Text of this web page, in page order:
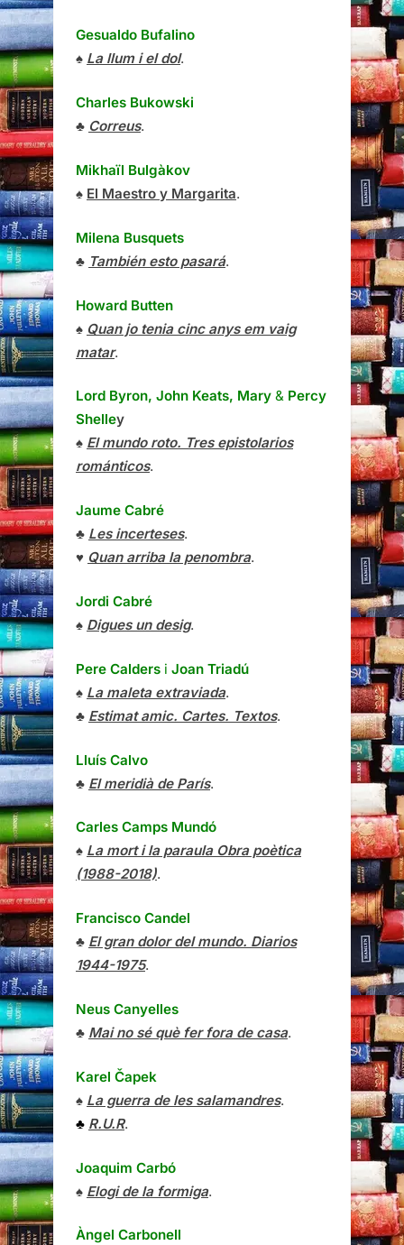
Gesualdo Bufalino
♠ La llum i el dol.
Charles Bukowski
♣ Correus.
Mikhaïl Bulgàkov
♠ El Maestro y Margarita.
Milena Busquets
♣ También esto pasará.
Howard Butten
♠ Quan jo tenia cinc anys em vaig
matar.
Lord Byron, John Keats, Mary & Percy
Shelley
♠ El mundo roto. Tres epistolarios
románticos.
Jaume Cabré
♣ Les incerteses.
♥ Quan arriba la penombra.
Jordi Cabré
♠ Digues un desig.
Pere Calders i Joan Triadú
♠ La maleta extraviada.
♣ Estimat amic. Cartes. Textos.
Lluís Calvo
♣ El meridià de París.
Carles Camps Mundó
♠ La mort i la paraula Obra poètica
(1988-2018).
Francisco Candel
♣ El gran dolor del mundo. Diarios
1944-1975.
Neus Canyelles
♣ Mai no sé què fer fora de casa.
Karel Čapek
♠ La guerra de les salamandres.
♣ R.U.R.
Joaquim Carbó
♠ Elogi de la formiga.
Àngel Carbonell